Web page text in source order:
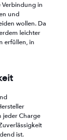
Verbindung in
und
wollen. Da
leichter
erfüllen, in
jeder Charge
ist.